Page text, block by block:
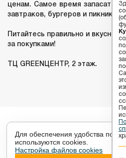
ценам. Самое время
завтраков, бургеров и пикников.
Питайтесь правильно и вкусно
за покупками!
ТЦ GREENЦЕНТР, 2 этаж.
Для обеспечения удобства
используются cookies.
Настройка файлов cookies